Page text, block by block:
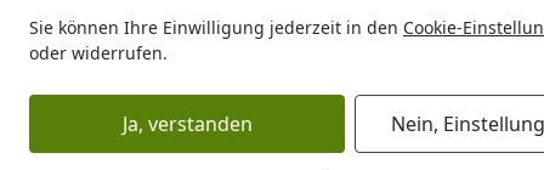
Sie können Ihre Einwilligung jederzeit in den Cookie-
oder widerrufen.
Ja, verstanden Nein,